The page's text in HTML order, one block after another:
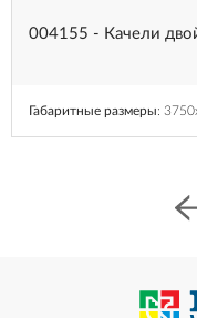
004155 - Качели
Габаритные размеры: